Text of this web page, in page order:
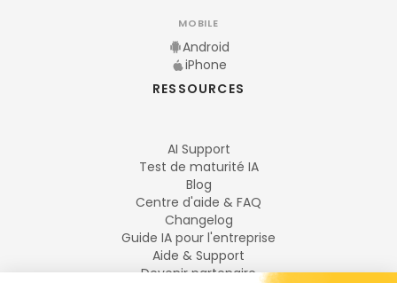
MOBILE
Android
iPhone
RESSOURCES
AI Support
Test de maturité IA
Blog
Centre d'aide & FAQ
Changelog
Guide IA pour l'entreprise
Aide & Support
Devenir partenaire